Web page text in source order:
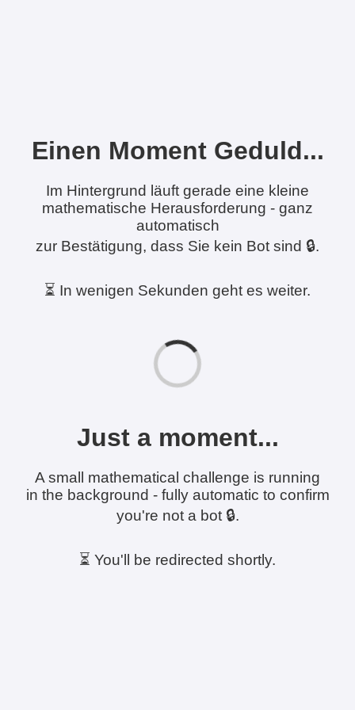
Einen Moment Geduld...
Im Hintergrund läuft gerade eine kleine
mathematische Herausforderung - ganz
automatisch
zur Bestätigung, dass Sie kein Bot sind 🔒.
⏳ In wenigen Sekunden geht es weiter.
Just a moment...
A small mathematical challenge is running
in the background - fully automatic to confirm
you're not a bot 🔒.
⏳ You'll be redirected shortly.